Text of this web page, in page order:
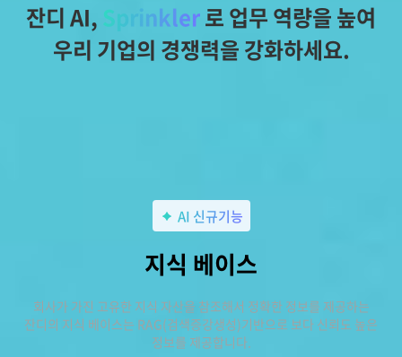
잔디 AI, Sprinkler 로 업무 역량을 높여
우리 기업의 경쟁력을 강화하세요.
AI 신규기능
지식 베이스
회사가 가진 고유한 지식 자산을 참조해서 정확한 정보를 제공하는
잔디의 지식 베이스는 RAG(검색증강생성)기반으로 보다 신뢰도 높은
정보를 제공합니다.